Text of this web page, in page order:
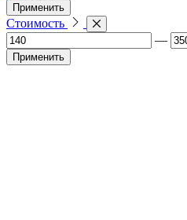
Применить
Стоимость
—
Применить